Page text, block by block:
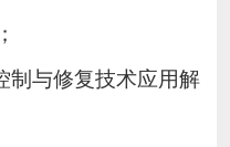
制与修复技术应用解